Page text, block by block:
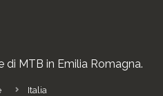
di MTB in Emilia Romagna.
Italia